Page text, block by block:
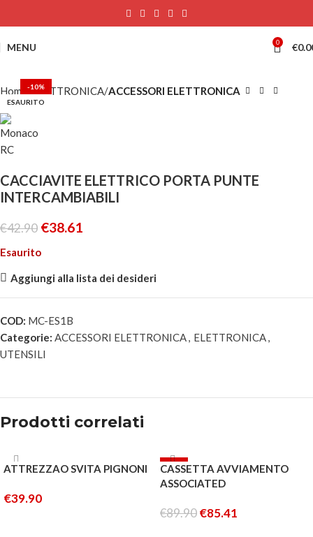
MENU 0 €
-10%
ESAURITO
Home ELETTRONICA ACCESSORI ELETTRONICA
CACCIAVITE ELETTRICO PORTA PUNTE
INTERCAMBIABILI
€42.90 €38.61
Esaurito
Aggiungi alla lista dei desideri
COD: MC-ES1B
Categorie: ACCESSORI ELETTRONICA, ELETTRONICA,
UTENSILI
Prodotti correlati
ESAURITO
ATTREZZAO SVITA PIGNONI
€39.90
-5%
ESAURITO
CASSETTA AVVIAMENTO
ASSOCIATED
€89.90€85.41